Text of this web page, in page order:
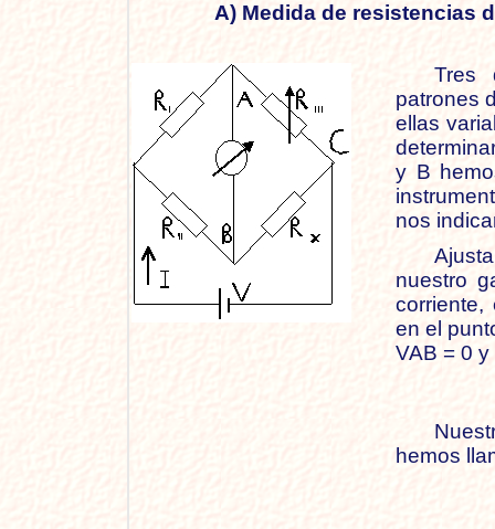
A) Medida de resistencias
Tres
patrones
ellas
y B
nos
nuestro
corriente,
en el
VAB = 0
hemos